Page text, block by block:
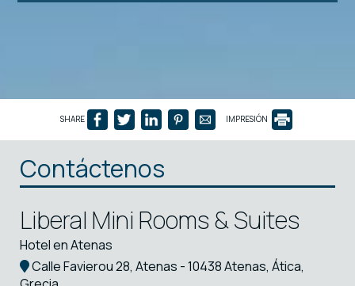
SHARE IMPRESIÓN
Contáctenos
Liberal Mini Rooms & Suites
Hotel en Atenas
Calle Favierou 28, Atenas - 10438 Atenas, Ática,